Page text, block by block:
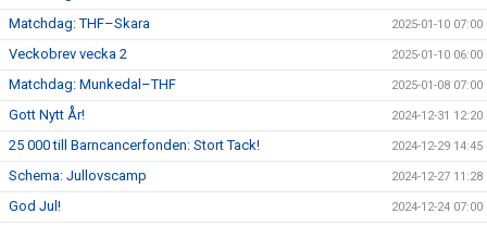
Matchdag: THF–Skara 2025-01-10 07:00
Veckobrev vecka 2 2025-01-10 06:00
Matchdag: Munkedal–THF 2025-01-08 07:00
Gott Nytt År! 2024-12-31 12:20
25 000 till Barncancerfonden: Stort Tack! 2024-12-29 14:45
Schema: Jullovscamp 2024-12-27 11:28
God Jul! 2024-12-24 07:00